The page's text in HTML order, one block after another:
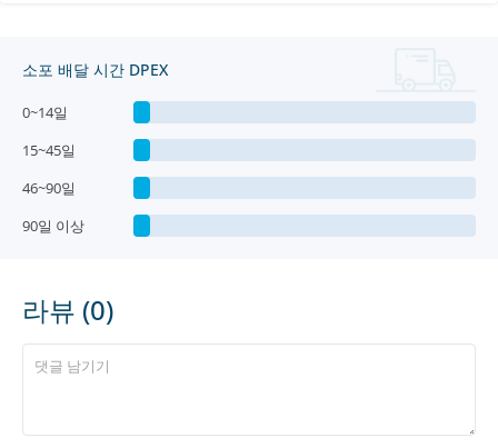
소포 배달 시간 DPEX
0~14일
15~45일
46~90일
90일 이상
라뷰 (0)